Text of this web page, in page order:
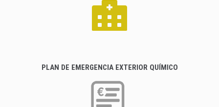
PLAN DE EMERGENCIA EXTERIOR QUÍMICO